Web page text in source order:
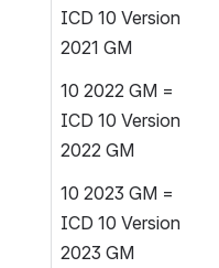
ICD 10 Version
2021 GM
10 2022 GM =
ICD 10 Version
2022 GM
10 2023 GM =
ICD 10 Version
2023 GM